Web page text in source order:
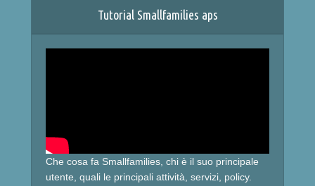
Tutorial Smallfamilies aps
Che cosa fa Smallfamilies, chi è il suo principale
utente, quali le principali attività, servizi, policy.